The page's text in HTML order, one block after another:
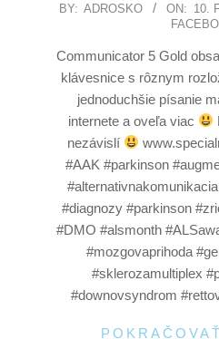
BY: ADROSKO ON: 10.
Communicator 5 Gold
klávesnice s rôznym
jednoduchšie písanie
internete a oveľa viac
nezávislí
#AAK #parkinson
#diagnozy #parkinson
#DMO #alsmonth
#mozgovaprihoda
#sklerozamultiplex
#downovsyndrom